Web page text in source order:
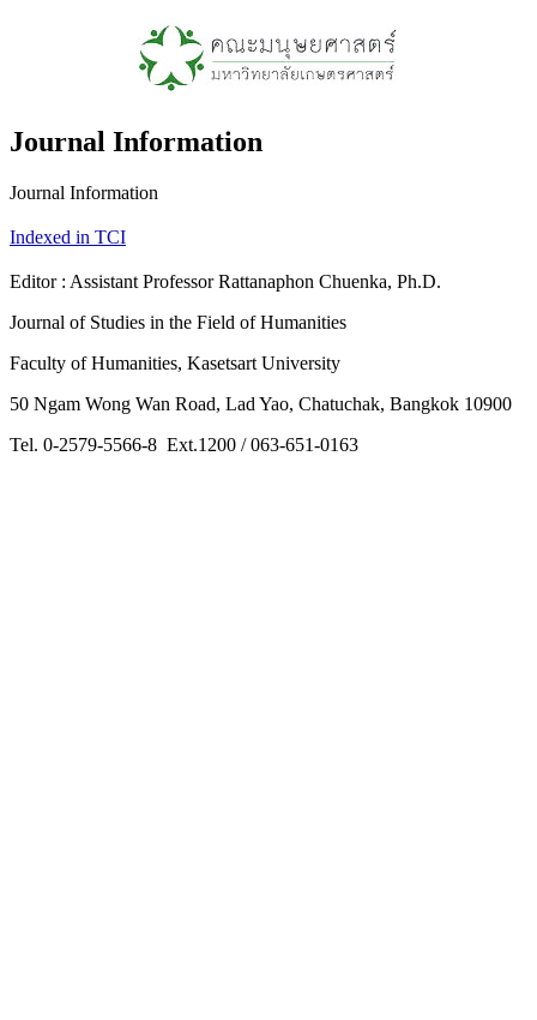
Journal Information
Journal Information
Indexed in TCI
Editor : Assistant Professor Rattanaphon Chuenka, Ph.D.
Journal of Studies in the Field of Humanities
Faculty of Humanities, Kasetsart University
50 Ngam Wong Wan Road, Lad Yao, Chatuchak, Bangkok 10900
Tel. 0-2579-5566-8 Ext.1200 / 063-651-0163